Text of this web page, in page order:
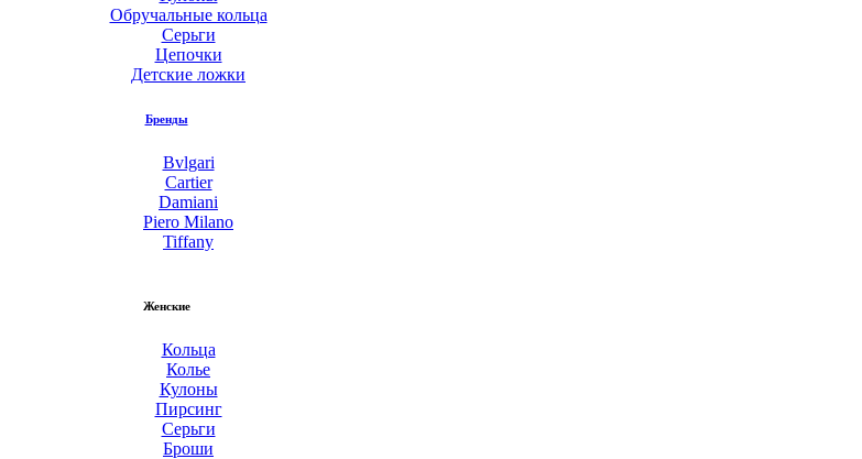
Обручальные кольца
Серьги
Цепочки
Детские ложки
Бренды
Bvlgari
Cartier
Damiani
Piero Milano
Tiffany
Женские
Кольца
Колье
Кулоны
Пирсинг
Серьги
Броши